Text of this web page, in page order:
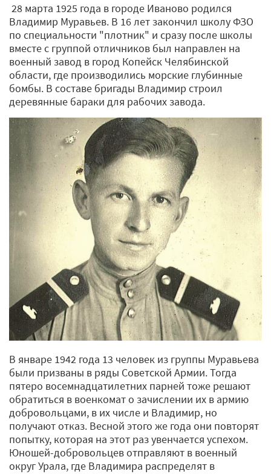
28 марта 1925 года в городе Иваново родился
Владимир Муравьев. В 16 лет закончил школу ФЗО
по специальности "плотник" и сразу после школы
вместе с группой отличников был направлен на
военный завод в город Копейск Челябинской
области, где производились морские глубинные
бомбы. В составе бригады Владимир строил
деревянные бараки для рабочих завода.
В январе 1942 года 13 человек из группы Муравьева
были призваны в ряды Советской Армии. Тогда
пятеро восемнадцатилетних парней тоже решают
обратиться в военкомат о зачислении их в армию
добровольцами, в их числе и Владимир, но
получают отказ. Весной этого же года они повторят
попытку, которая на этот раз увенчается успехом.
Юношей-добровольцев отправляют в военный
округ Урала, где Владимира распределят в